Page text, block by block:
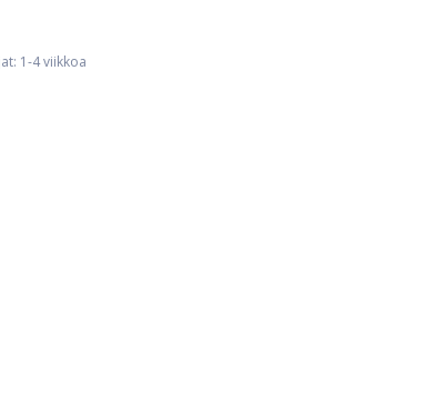
1-4 viikkoa